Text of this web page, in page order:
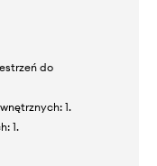
do
1.
1.